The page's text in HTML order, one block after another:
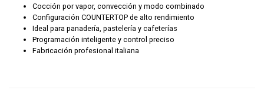
Cocción por vapor, convección y modo combinado
Configuración COUNTERTOP de alto rendimiento
Ideal para panadería, pastelería y cafeterías
Programación inteligente y control preciso
Fabricación profesional italiana